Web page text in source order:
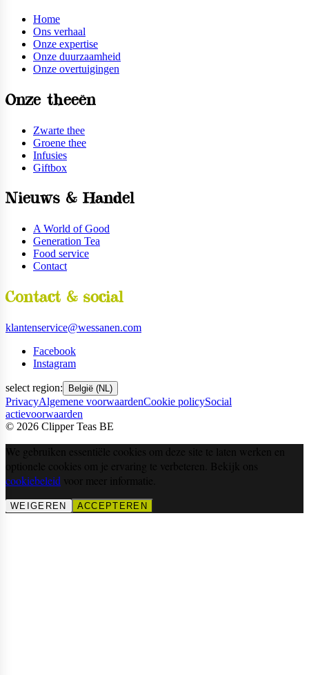
Home
Ons verhaal
Onze expertise
Onze duurzaamheid
Onze overtuigingen
Onze theeën
Zwarte thee
Groene thee
Infusies
Giftbox
Nieuws & Handel
A World of Good
Generation Tea
Food service
Contact
Contact & social
klantenservice@wessanen.com
Facebook
Instagram
select region: België (NL)
PrivacyAlgemene voorwaardenCookie policySocial
actievoorwaarden
© 2026 Clipper Teas BE
We gebruiken essentiële cookies om deze site te laten werken en
optionele cookies om je ervaring te verbeteren. Bekijk ons
cookiebeleid voor meer informatie.
WEIGEREN ACCEPTEREN